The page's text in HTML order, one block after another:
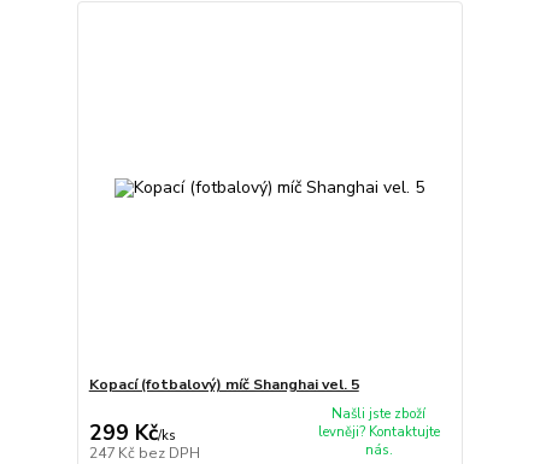
Kopací (fotbalový) míč Shanghai vel. 5
299 Kč/ks
247 Kč bez DPH
Našli jste zboží
levněji? Kontaktujte
nás.